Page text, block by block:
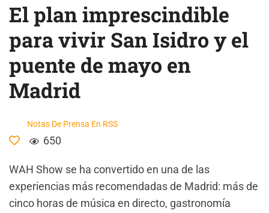
El plan imprescindible
para vivir San Isidro y el
puente de mayo en
Madrid
Notas De Prensa En RSS
650
WAH Show se ha convertido en una de las
experiencias más recomendadas de Madrid: más de
cinco horas de música en directo, gastronomía